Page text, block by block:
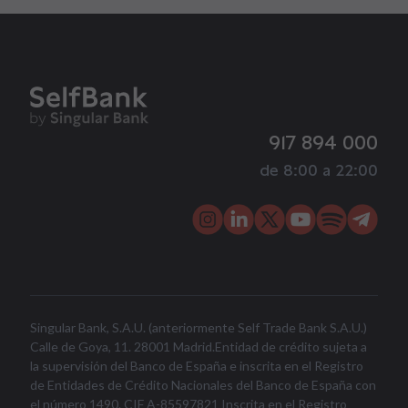
917 894 000
de 8:00 a 22:00
Singular Bank, S.A.U. (anteriormente Self Trade Bank S.A.U.)
Calle de Goya, 11. 28001 Madrid.Entidad de crédito sujeta a
la supervisión del Banco de España e inscrita en el Registro
de Entidades de Crédito Nacionales del Banco de España con
el número 1490. CIF A-85597821 Inscrita en el Registro